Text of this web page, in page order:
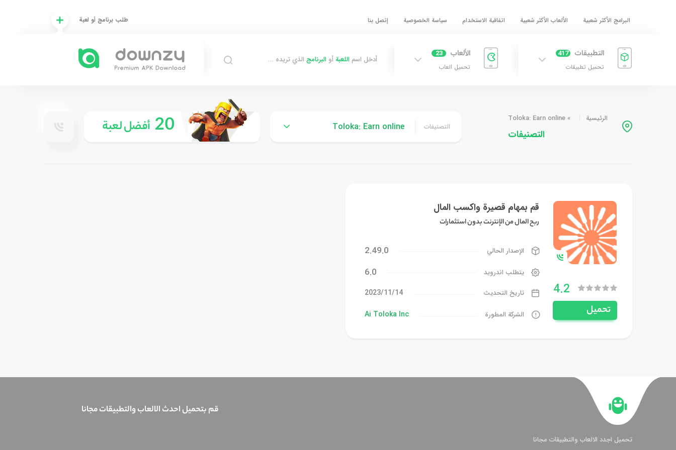
البرامج الأكثر شعبية الألعاب الأكثر شعبية اتفاقية الاستخدام سياسة الخصوصية إتصل بنا طلب برنامج أو لعبة
التطبيقات 417
تحميل تطبيقات
الألعاب 23
تحميل العاب
أدخل اسم اللعبة أو البرنامج الذي تريده ...
الرئيسية »
Toloka: Earn online
التصنيفات
التصنيفات Toloka: Earn online
20 أفضل لعبة
4.2
تحميل
قم بمهام قصيرة واكسب المال
ربح المال من الإنترنت بدون استثمارات
الإصدار الحالي 2.49.0
يتطلب اندرويد 6.0
تاريخ التحديث 14‏/11‏/2023
الشركة المطورة Ai Toloka Inc
قم بتحميل احدث الالعاب والتطبيقات مجانا
تحميل اجدد الالعاب والتطبيقات مجانا